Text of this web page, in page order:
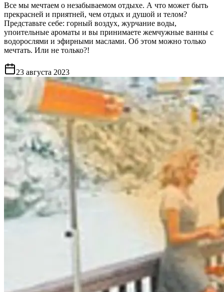
Все мы мечтаем о незабываемом отдыхе. А что может быть
прекрасней и приятней, чем отдых и душой и телом?
Представьте себе: горный воздух, журчание воды,
упоительные ароматы и вы принимаете жемчужные ванны с
водорослями и эфирными маслами. Об этом можно только
мечтать. Или не только?!
23 августа 2023